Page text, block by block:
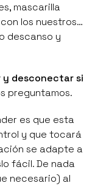
mascarilla
los nuestros…
descanso y
y desconectar si
preguntamos.
es que esta
y que tocará
se adapte a
fácil. De nada
necesario) al